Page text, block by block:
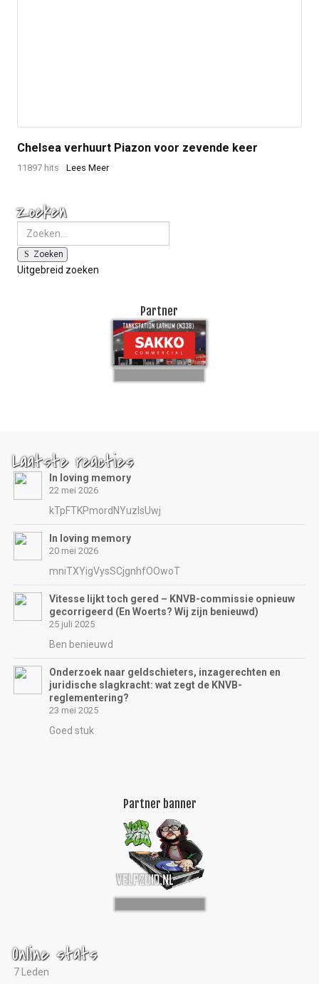
Chelsea verhuurt Piazon voor zevende keer
11897 hits Lees Meer
Zoeken
Zoeken
Uitgebreid zoeken
Partner
Laatste reacties
In loving memory
22 mei 2026
kTpFTKPmordNYuzIsUwj
In loving memory
20 mei 2026
mniTXYigVysSCjgnhfOOwoT
Vitesse lijkt toch gered – KNVB-commissie opnieuw
gecorrigeerd (En Woerts? Wij zijn benieuwd)
25 juli 2025
Ben benieuwd
Onderzoek naar geldschieters, inzagerechten en
juridische slagkracht: wat zegt de KNVB-
reglementering?
23 mei 2025
Goed stuk
Partner banner
Online stats
7 Leden